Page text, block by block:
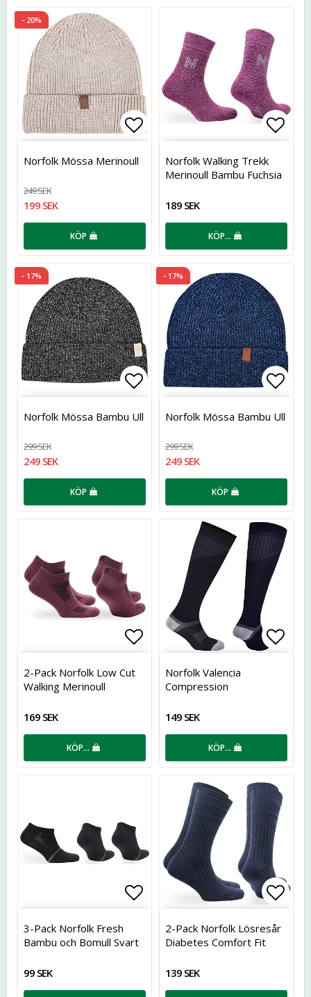
- 20%
Lägg till i favoritlistan
Norfolk Mössa Merinoull
249 SEK
199 SEK
KÖP
Norfolk Walking Trekk
Merinoull Bambu Fuchsia
189 SEK
KÖP…
- 17%
Lägg till i favoritlistan
Norfolk Mössa Bambu Ull
299 SEK
249 SEK
KÖP
- 17%
Norfolk Mössa Bambu Ull
299 SEK
249 SEK
KÖP
Lägg till i favoritlistan
2-Pack Norfolk Low Cut
Walking Merinoull
169 SEK
KÖP…
Norfolk Valencia
Compression
löparstrumpor
149 SEK
KÖP…
Lägg till i favoritlistan
3-Pack Norfolk Fresh
Bambu och Bomull Svart
99 SEK
2-Pack Norfolk Lösresår
Diabetes Comfort Fit
139 SEK